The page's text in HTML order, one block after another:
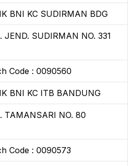
BNI KC SUDIRMAN BDG
JEND. SUDIRMAN NO. 331
Code : 0090560
BNI KC ITB BANDUNG
TAMANSARI NO. 80
Code : 0090573